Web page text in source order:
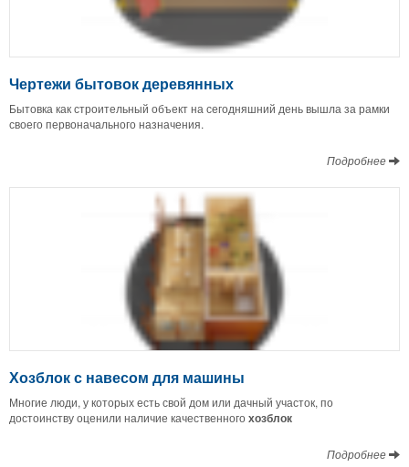
Чертежи бытовок деревянных
Бытовка как строительный объект на сегодняшний день вышла за рамки
своего первоначального назначения.
Подробнее
Хозблок с навесом для машины
Многие люди, у которых есть свой дом или дачный участок, по
достоинству оценили наличие качественногохозблок
Подробнее